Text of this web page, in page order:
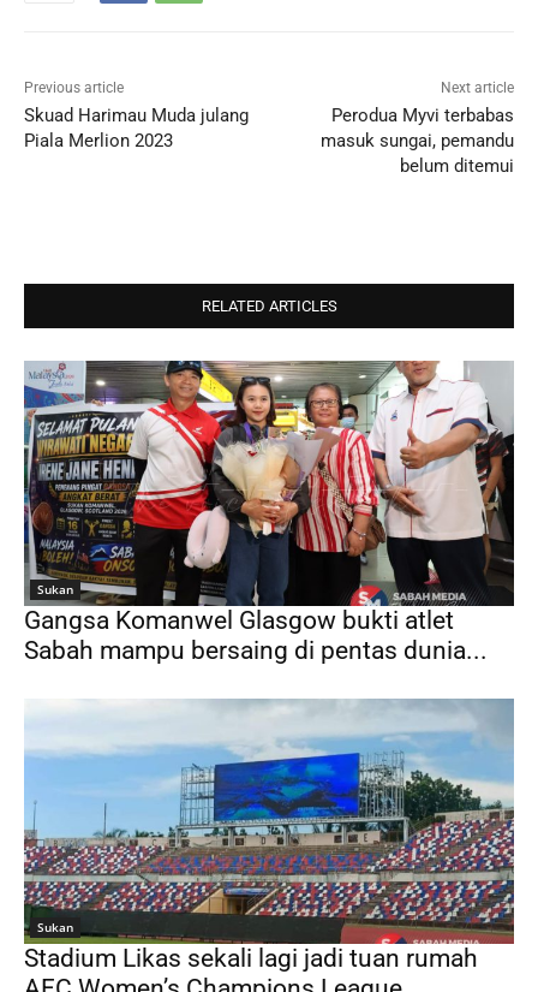
Previous article
Skuad Harimau Muda julang
Piala Merlion 2023
Next article
Perodua Myvi terbabas
masuk sungai, pemandu
belum ditemui
RELATED ARTICLES
Sukan
Gangsa Komanwel Glasgow bukti atlet
Sabah mampu bersaing di pentas dunia...
Sukan
Stadium Likas sekali lagi jadi tuan rumah